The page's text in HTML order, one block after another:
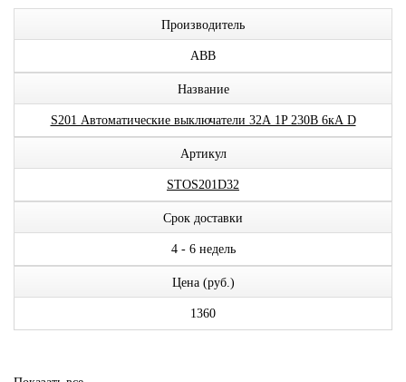
Производитель
ABB
Название
S201 Автоматические выключатели 32А 1P 230В 6кА D
Артикул
STOS201D32
Срок доставки
4 - 6 недель
Цена (руб.)
1360